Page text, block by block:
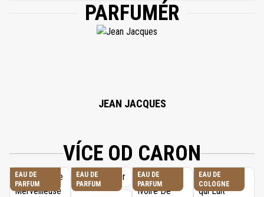
ALCOHOL DENAT., FRAGRANCE/PARFUM, WATER/AQUA, DIPROPYLENE
GLYCOL, LIMONENE, LINALOOL, BUTYL METHOXYDIBENZOYLMETHANE,
ETHYLHEXYL METHOXYCINNAMATE, ETHYLHEXYL SALICYLATE, BHT,
PARFUMÉR
JEAN JACQUES
VÍCE OD CARON
EAU DE
PARFUM
EAU DE
PARFUM
EAU DE
PARFUM
EAU DE
COLOGNE